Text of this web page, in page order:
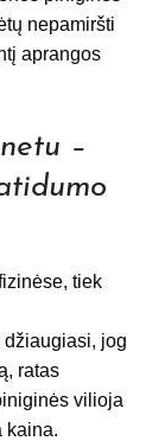
nepamiršti
aprangos
–
tiek
džiaugiasi, jog
ratas
vilioja
kaina.